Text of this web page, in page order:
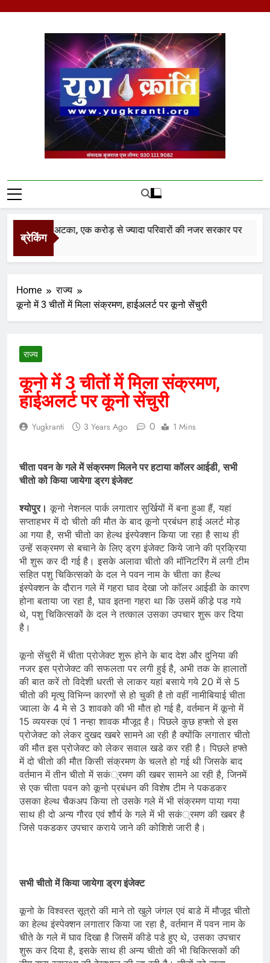
Yug Kranti | Trusted
News Portal
ब्रेकिंग
वेतनमान अटका, एक करोड़ से ज्यादा परिवारों की नजर सरकार पर
Home
राज्य
कूनो में 3 चीतों में मिला संक्रमण, हाईअलर्ट पर कूनो सेंचुरी
राज्य
कूनो में 3 चीतों में मिला संक्रमण,
हाईअलर्ट पर कूनो सेंचुरी
Yugkranti 3 Years Ago 0 1 Mins
चीता पवन के गले में संक्रमण मिलने पर हटाया कॉलर आईडी, सभी
चीतो को किया जायेगा ड्रग इंजेक्ट
श्योपुर। कूनो नेशनल पार्क लगातार सुर्खियों में बना हुआ हैं, यहां
सप्ताहभर में दो चीतो की मौत के बाद कूनो प्रबंधन हाई अलर्ट मोड़
आ गया है, सभी चीतो का हेल्थ इंस्पेक्शन किया जा रहा है साथ ही
उन्हें सक्रमण से बचाने के लिए ड्रग इंजेक्ट किये जाने की प्रक्रिया
भी शुरू कर दी गई है। इसके अलावा चीतो की मॉनिटरिंग में लगी टीम
सहित पशु चिकित्सको के दल ने पवन नाम के चीता का हैल्थ
इंस्पेक्शन के दौरान गले में गहरा घाव देखा जो कॉलर आईडी के कारण
होना बताया जा रहा है, घाव इतना गहरा था कि उसमें कीडे़ पड गये
थे, पशु चिकित्सकों के दल ने तत्काल उसका उपचार शुरू कर दिया
है।
कूनो सेंचुरी में चीता प्रोजेक्ट शुरू होने के बाद देश और दुनिया की
नजर इस प्रोजेक्ट की सफलता पर लगी हुई है, अभी तक के हालातों
की बात करें तो विदेशी धरती से लाकर यहां बसाये गये 20 में से 5
चीतो की मृत्यु विभिन्न कारणों से हो चुकी है तो वहीं नामीबियाई चीता
ज्वाला के 4 मे से 3 शावको की भी मौत हो गई है, वर्तमान में कूनो में
15 व्ययस्क एवं 1 नन्हा शावक मौजूद है। पिछले कुछ हफ्तो से इस
प्रोजेक्ट को लेकर दुखद खबरे सामने आ रही है क्योंकि लगातार चीतो
की मौत इस प्रोजेक्ट को लेकर सवाल खडे कर रही है। पिछले हफ्ते
में दो चीतो की मौत किसी संक्रमण के चलते हो गई थी जिसके बाद
वर्तमान में तीन चीतो में सकं्रमण की खबर सामने आ रही है, जिनमें
से एक चीता पवन को कूनो प्रबंधन की विशेष टीम ने पकडकर
उसका हेल्थ चैकअप किया तो उसके गले में भी संक्रमण पाया गया
साथ ही दो अन्य गौरव एवं शौर्य के गले में भी सकं्रमण की खबर है
जिसे पकडकर उपचार कराये जाने की कोशिशे जारी है।
सभी चीतो में किया जायेगा ड्रग इंजेक्ट
कूनो के विश्वस्त सूत्रो की माने तो खुले जंगल एवं बाडे में मौजूद चीतो
का हेल्थ इंस्पेक्शन लगातार किया जा रहा है, वर्तमान में पवन नाम के
चीते के गले में घाव दिखा है जिसमें कीडे पडे हुए थे, उसका उपचार
शुरू कर दिया है, इसके साथ ही अन्य चीतो की भी चिकित्सकों की